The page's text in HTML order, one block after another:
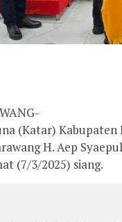
(Katar)
H. Aep
(7/3/2025) siang.